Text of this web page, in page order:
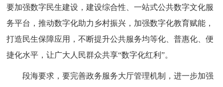
要加强数字民生建设，建设综合性、一站式公共数字文化服
务平台，推动数字化助力乡村振兴，加强数字化教育赋能，
打造民生保障应用，不断提升公共服务均等化、普惠化、便
捷化水平，让广大人民群众共享“数字化红利”。
段海要求，要完善政务服务大厅管理机制，进一步加强